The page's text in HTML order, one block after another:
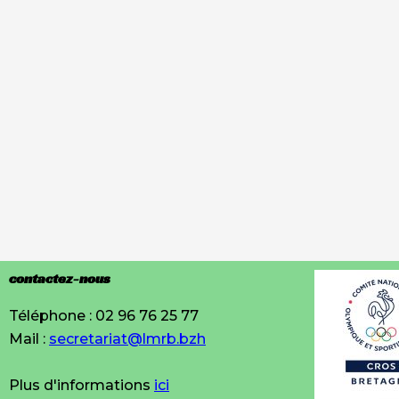
contactez-nous
Téléphone : 02 96 76 25 77
Mail : secretariat@lmrb.bzh
Plus d'informations ici